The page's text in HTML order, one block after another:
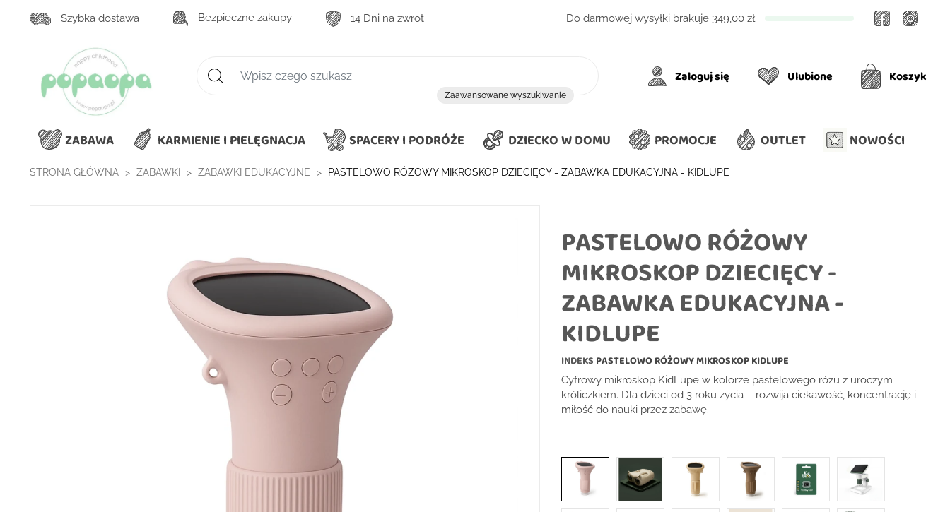
14 Dni na zwrot
Bezpieczne zakupy
Szybka dostawa Do darmowej wysyłki brakuje 349,00 zł Facebook
Zaawansowane wyszukiwanie
Zaawansowane wyszukiwanie
Zaloguj się UlubioneUlubione KoszykKoszyk
ZABAWA KARMIENIE I PIELĘGNACJA SPACERY I PODRÓŻE DZIECKO W DOMU PROMOCJE OUTLET NOWOŚCI
STRONA GŁÓWNA ZABAWKI ZABAWKI EDUKACYJNE PASTELOWO RÓŻOWY MIKROSKOP DZIECIĘCY - ZABAWKA EDUKACYJNA - KIDLUPE
PASTELOWO RÓŻOWY
MIKROSKOP DZIECIĘCY -
ZABAWKA EDUKACYJNA -
KIDLUPE
INDEKS PASTELOWO RÓŻOWY MIKROSKOP KIDLUPE
Cyfrowy mikroskop KidLupe w kolorze pastelowego różu z uroczym
króliczkiem. Dla dzieci od 3 roku życia – rozwija ciekawość, koncentrację i
miłość do nauki przez zabawę.